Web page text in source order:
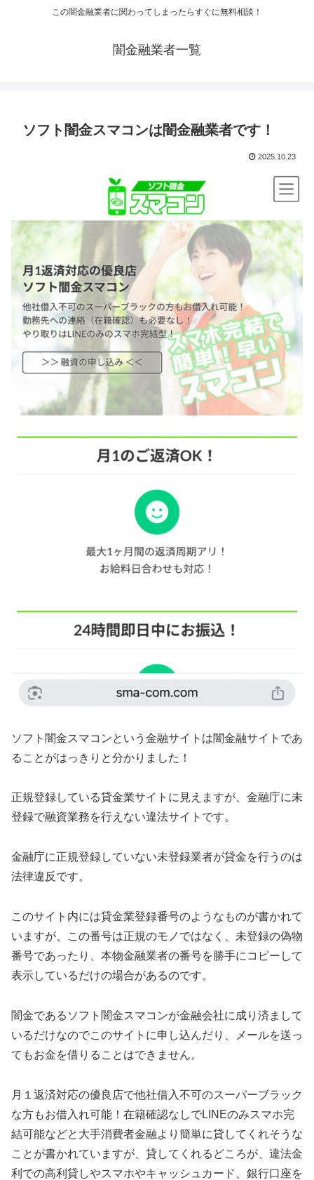
この闇金融業者に関わってしまったらすぐに無料相談！
闇金融業者一覧
ソフト闇金スマコンは闇金融業者です！
2025.10.23
ソフト闇金スマコン という金融サイトは闇金融サイトであ
ることがはっきりと分かりました！
正規登録している貸金業サイトに見えますが、金融庁に未
登録で融資業務を行えない違法サイトです。
金融庁に正規登録していない未登録業者が貸金を行うのは
法律違反です。
このサイト内には貸金業登録番号のようなものが書かれて
いますが、この番号は正規のモノではなく、未登録の偽物
番号であったり、本物金融業者の番号を勝手にコピーして
表示しているだけの場合があるのです。
闇金であるソフト闇金スマコン が金融会社に成り済まして
いるだけなのでこのサイトに申し込んだり、メールを送っ
てもお金を借りることはできません。
月１返済対応の優良店で他社借入不可のスーパーブラック
な方もお借入れ可能！在籍確認なしでLINEのみスマホ完
結可能 などと大手消費者金融より簡単に貸してくれそうな
ことが書かれていますが、貸してくれるどころが、違法金
利での高利貸しやスマホやキャッシュカード、銀行口座を